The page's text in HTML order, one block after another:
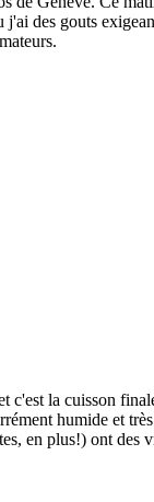
j'ai des gouts
la cuisson
humide et
en plus!) ont des